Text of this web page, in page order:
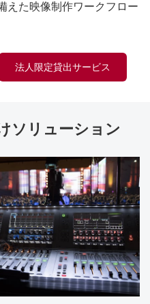
えた映像制作ワークフロー
法人限定貸出サービス
ソリューション